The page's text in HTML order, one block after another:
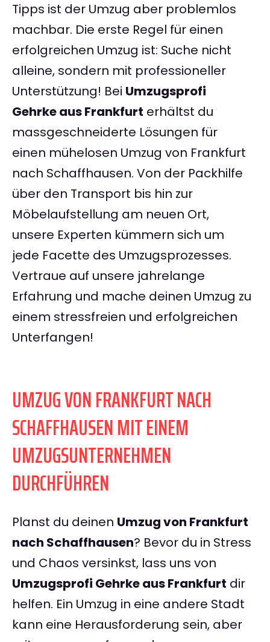
Tipps ist der Umzug aber problemlos
machbar. Die erste Regel für einen
erfolgreichen Umzug ist: Suche nicht
alleine, sondern mit professioneller
Unterstützung! Bei Umzugsprofi
Gehrke aus Frankfurt erhältst du
massgeschneiderte Lösungen für
einen mühelosen Umzug von Frankfurt
nach Schaffhausen. Von der Packhilfe
über den Transport bis hin zur
Möbelaufstellung am neuen Ort,
unsere Experten kümmern sich um
jede Facette des Umzugsprozesses.
Vertraue auf unsere jahrelange
Erfahrung und mache deinen Umzug zu
einem stressfreien und erfolgreichen
Unterfangen!
UMZUG VON FRANKFURT NACH
SCHAFFHAUSEN MIT EINEM
UMZUGSUNTERNEHMEN
DURCHFÜHREN
Planst du deinen Umzug von Frankfurt
nach Schaffhausen? Bevor du in Stress
und Chaos versinkst, lass uns von
Umzugsprofi Gehrke aus Frankfurt dir
helfen. Ein Umzug in eine andere Stadt
kann eine Herausforderung sein, aber